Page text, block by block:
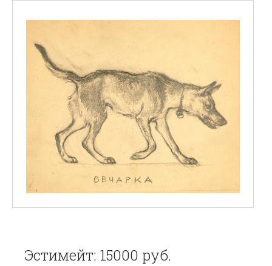
Эстимейт: 15000 руб.